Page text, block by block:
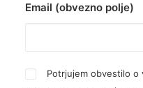
Email (obvezno polje)
Potrjujem obvestilo